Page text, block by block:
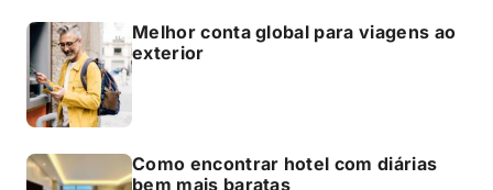
Melhor conta global para viagens ao
exterior
Como encontrar hotel com diárias
bem mais baratas